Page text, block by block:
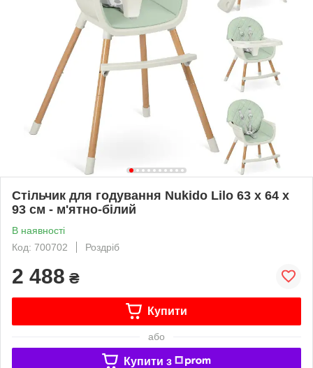
Стільчик для годування Nukido Lilo 63 х 64 х
93 см - м'ятно-білий
В наявності
Код: 700702
Роздріб
2 488 ₴
Купити
або
Купити з